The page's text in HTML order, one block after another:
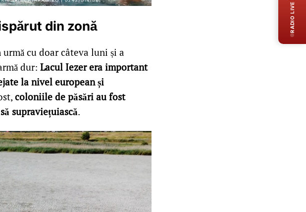
din zonă
cu doar câteva luni și a
dur: Lacul Iezer era important
la nivel european și
coloniile de păsări au fost
supraviețuiască.
RADIO LIVE